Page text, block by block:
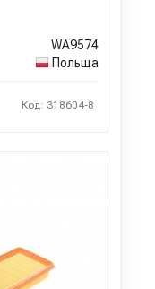
WA9574
Польща
Код: 318604-8